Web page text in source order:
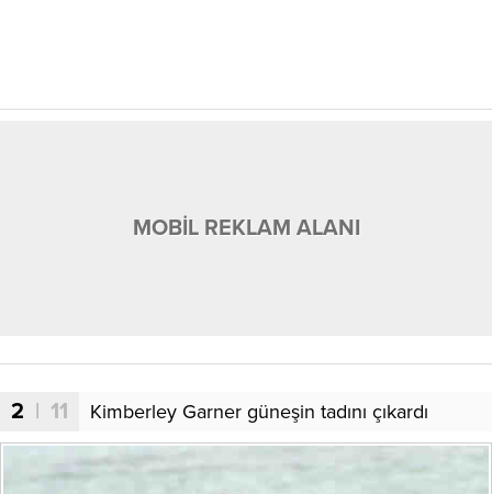
MOBİL REKLAM ALANI
2 | 11 Kimberley Garner güneşin tadını çıkardı